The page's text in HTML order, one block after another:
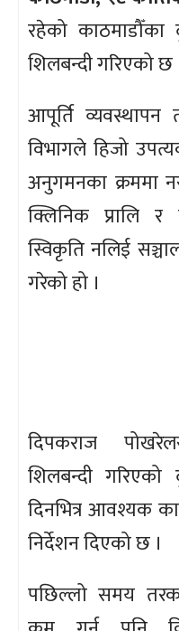
रहेको
शिलबन्दी गरिएको छ
आपूर्ति व्यवस्थापन
विभागले हिजो
अनुगमनका क्रममा
क्लिनिक प्रालि र
स्विकृति नलिई
गरेको हो ।
दिपकराज
शिलबन्दी
दिनभित्र आवश्यक
निर्देशन दिएको छ ।
पछिल्लो समय